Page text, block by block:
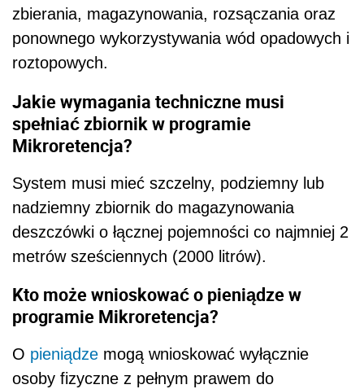
zbierania, magazynowania, rozsączania oraz
ponownego wykorzystywania wód opadowych i
roztopowych.
Jakie wymagania techniczne musi
spełniać zbiornik w programie
Mikroretencja?
System musi mieć szczelny, podziemny lub
nadziemny zbiornik do magazynowania
deszczówki o łącznej pojemności co najmniej 2
metrów sześciennych (2000 litrów).
Kto może wnioskować o pieniądze w
programie Mikroretencja?
O pieniądze mogą wnioskować wyłącznie
osoby fizyczne z pełnym prawem do